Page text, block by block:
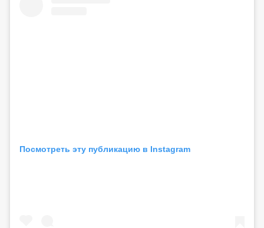
Посмотреть эту публикацию в Instagram